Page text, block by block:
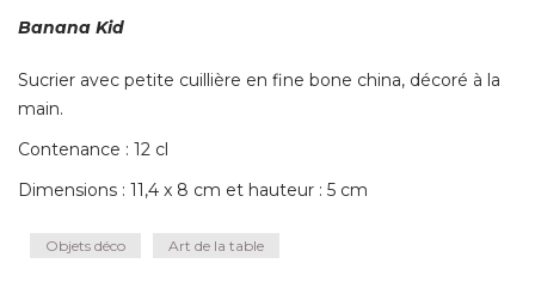
Banana Kid
Sucrier avec petite cuillière en fine bone china, décoré à la
main.
Contenance : 12 cl
Dimensions : 11,4 x 8 cm et hauteur : 5 cm
Objets déco Art de la table